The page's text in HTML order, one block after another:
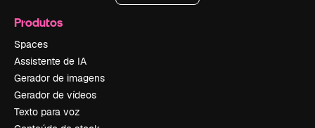
Produtos
Spaces
Assistente de IA
Gerador de imagens
Gerador de vídeos
Texto para voz